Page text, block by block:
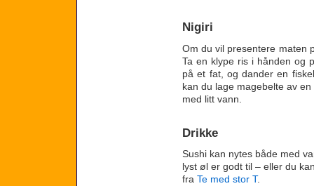
Nigiri
Om du vil presentere maten
Ta en klype ris i hånden og
på et fat, og dander en
kan du lage magebelte av
med litt vann.
Drikke
Sushi kan nytes både med
lyst øl er godt til – eller du
fra Te med stor T.